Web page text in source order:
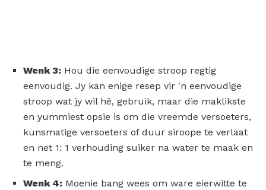
Wenk 3: Hou die eenvoudige stroop regtig
eenvoudig. Jy kan enige resep vir 'n eenvoudige
stroop wat jy wil hê, gebruik, maar die maklikste
en yummiest opsie is om die vreemde versoeters,
kunsmatige versoeters of duur siroope te verlaat
en net 1: 1 verhouding suiker na water te maak en
te meng.
Wenk 4: Moenie bang wees om ware eierwitte te